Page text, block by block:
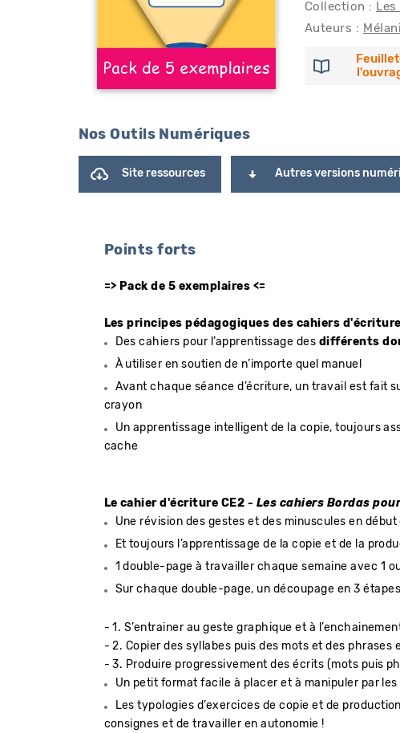
Collection :
Auteurs :
Nos Outils Numériques
Site ressources Autres versions
Points forts
=> Pack de 5 exemplaires <=
Les principes pédagogiques des cahiers d'écriture
Des cahiers pour l’apprentissage des différents
À utiliser en soutien de n’importe quel manuel
Avant chaque séance d’écriture, un travail est fait
crayon
Un apprentissage intelligent de la copie, toujours
cache
Le cahier d'écriture CE2 - Les cahiers Bordas
Une révision des gestes et des minuscules en début
Et toujours l’apprentissage de la copie et de la
1 double-page à travailler chaque semaine avec 1
Sur chaque double-page, un découpage en 3
- 1. S’entrainer au geste graphique et à
- 2. Copier des syllabes puis des mots et des
- 3. Produire progressivement des écrits (mots puis
Un petit format facile à placer et à manipuler par
Les typologies d’exercices de copie et de
consignes et de travailler en autonomie !